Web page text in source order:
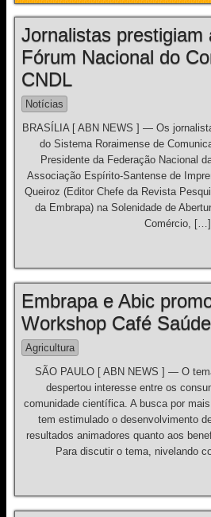
Jornalistas prestigiam
Fórum Nacional do
CNDL
Notícias
BRASÍLIA [ ABN NEWS ] — Os
do Sistema Roraimense de
Presidente da Federação Nacional
Associação Espírito-Santense de
Queiroz (Editor Chefe da Revista
da Embrapa) na Solenidade de
Comércio, […]
Embrapa e Abic
Workshop Café Saúde
Agricultura
SÃO PAULO [ ABN NEWS ] — O
despertou interesse entre os
comunidade científica. A busca por
tem estimulado o desenvolvimento
resultados animadores quanto aos
Para discutir o tema, nivelando